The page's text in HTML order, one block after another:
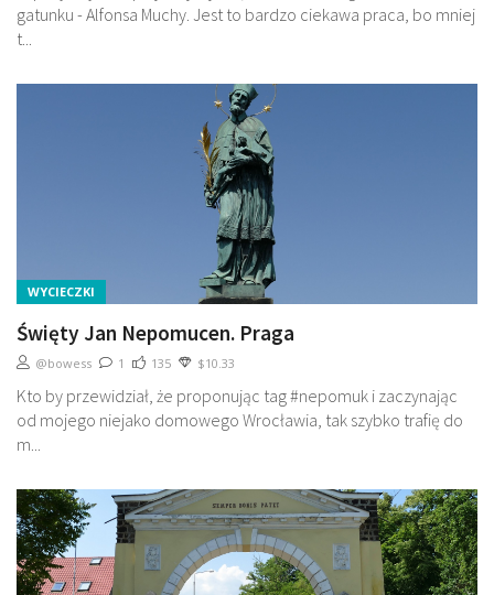
gatunku - Alfonsa Muchy. Jest to bardzo ciekawa praca, bo mniej
t...
WYCIECZKI
Święty Jan Nepomucen. Praga
@bowess 1 135 $10.33
Kto by przewidział, że proponując tag #nepomuk i zaczynając
od mojego niejako domowego Wrocławia, tak szybko trafię do
m...